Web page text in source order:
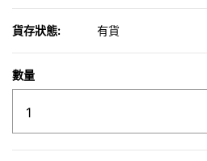
貨存狀態: 有貨
數量